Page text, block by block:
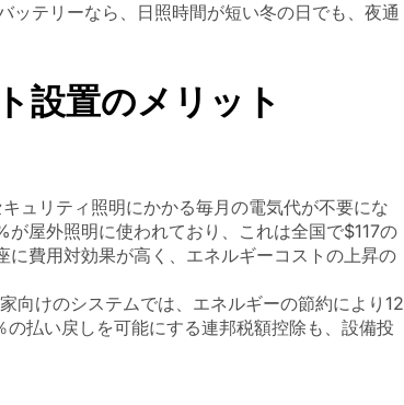
テリーなら、日照時間が短い冬の日でも、夜通
設置のメリット
ュリティ照明にかかる毎月の電気代が不要にな
屋外照明に使われており、これは全国で$117の
費用対効果が高く、エネルギーコストの上昇の
向けのシステムでは、エネルギーの節約により12
払い戻しを可能にする連邦税額控除も、設備投